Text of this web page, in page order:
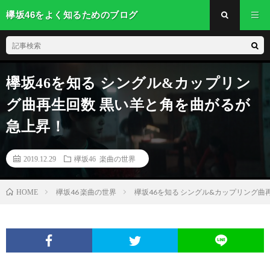
欅坂46をよく知るためのブログ
欅坂46を知る シングル&カップリン
グ曲再生回数 黒い羊と角を曲がるが
急上昇！
2019.12.29 欅坂46 楽曲の世界
HOME 欅坂46 楽曲の世界 欅坂46を知る シングル&カップリング曲